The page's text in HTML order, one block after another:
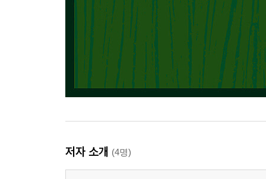
저자 소개 (4명)